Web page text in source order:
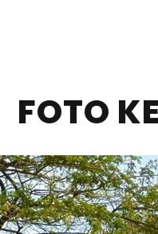
FOTO